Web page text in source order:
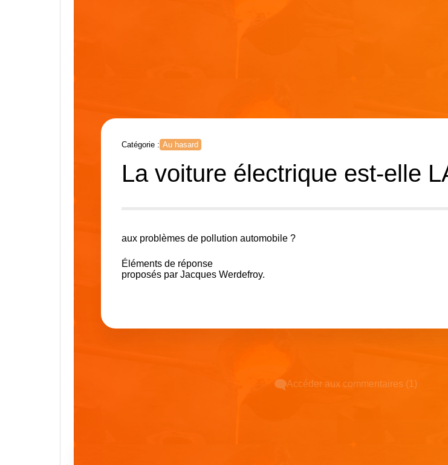
Catégorie : Au hasard
La voiture électrique est-elle
aux problèmes de pollution automobile ?
Éléments de réponse
proposés par Jacques Werdefroy.
Accéder aux commentaires (1)